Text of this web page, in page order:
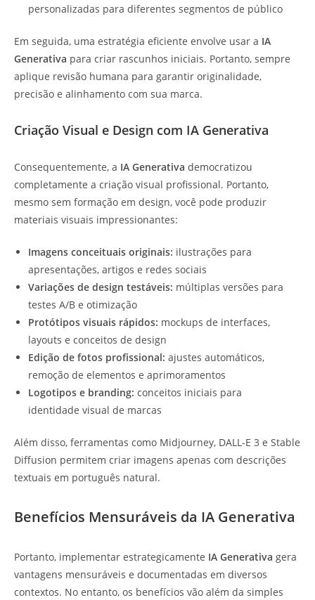
personalizadas para diferentes segmentos de público
Em seguida, uma estratégia eficiente envolve usar a IA
Generativa para criar rascunhos iniciais. Portanto, sempre
aplique revisão humana para garantir originalidade,
precisão e alinhamento com sua marca.
Criação Visual e Design com IA Generativa
Consequentemente, a IA Generativa democratizou
completamente a criação visual profissional. Portanto,
mesmo sem formação em design, você pode produzir
materiais visuais impressionantes:
Imagens conceituais originais: ilustrações para
apresentações, artigos e redes sociais
Variações de design testáveis: múltiplas versões para
testes A/B e otimização
Protótipos visuais rápidos: mockups de interfaces,
layouts e conceitos de design
Edição de fotos profissional: ajustes automáticos,
remoção de elementos e aprimoramentos
Logotipos e branding: conceitos iniciais para
identidade visual de marcas
Além disso, ferramentas como Midjourney, DALL-E 3 e Stable
Diffusion permitem criar imagens apenas com descrições
textuais em português natural.
Benefícios Mensuráveis da IA Generativa
Portanto, implementar estrategicamente IA Generativa gera
vantagens mensuráveis e documentadas em diversos
contextos. No entanto, os benefícios vão além da simples